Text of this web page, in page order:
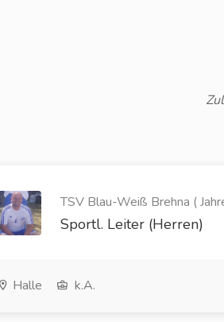
TSV Blau-Weiß Brehna (
Sportl. Leiter (Herren)
Halle k.A.